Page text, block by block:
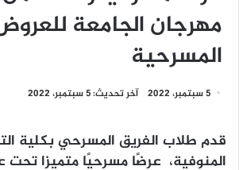
مهرجان الجامعة
المسرحية
5 سبتمبر، 2022 آخر تحديث: 5 سبتمبر، 2022
قدم طلاب الفريق المسرحي بكلية
المنوفية، عرضًا مسرحيًا متميزا